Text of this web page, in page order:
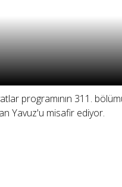
programının 311.
Yavuz'u misafir ediyor.